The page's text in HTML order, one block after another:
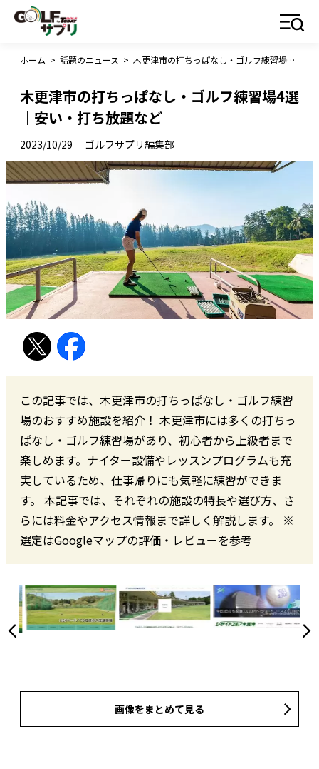
ホーム > 話題のニュース > 木更津市の打ちっぱなし・ゴルフ練習場4選｜安い・打ち放題など
木更津市の打ちっぱなし・ゴルフ練習場4選
｜安い・打ち放題など
2023/10/29 ゴルフサプリ編集部
この記事では、木更津市の打ちっぱなし・ゴルフ練習
場のおすすめ施設を紹介！ 木更津市には多くの打ちっ
ぱなし・ゴルフ練習場があり、初心者から上級者まで
楽しめます。ナイター設備やレッスンプログラムも充
実しているため、仕事帰りにも気軽に練習ができま
す。 本記事では、それぞれの施設の特長や選び方、さ
らには料金やアクセス情報まで詳しく解説します。 ※
選定はGoogleマップの評価・レビューを参考
画像をまとめて見る